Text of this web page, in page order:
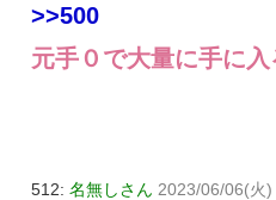
>>500
元手０で大量に手に入
512: 名無しさん 2023/06/06(火